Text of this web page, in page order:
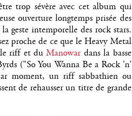
trop sévère avec cet album qui
ouverture longtemps prisée des
geste intemporelle des rock stars.
proche de ce que le Heavy Metal
le riff et duManowardans la basse
("So You Wanna Be a Rock 'n'
moment, un riff sabbathien ou
de rehausser un titre de grande